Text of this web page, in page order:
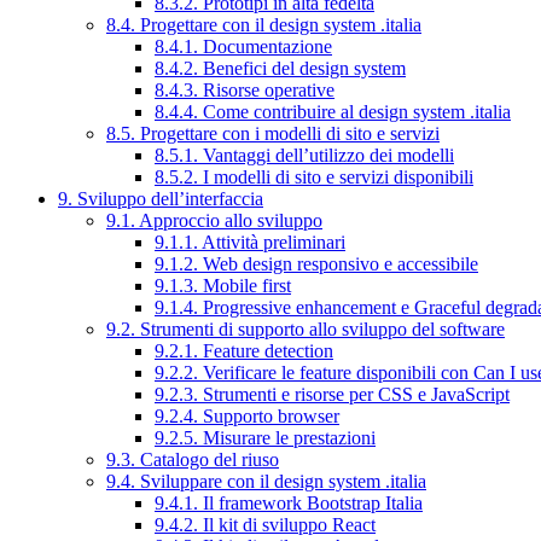
8.4. Progettare con il design system .italia
8.4.1. Documentazione
8.4.2. Benefici del design system
8.4.3. Risorse operative
8.4.4. Come contribuire al design system .italia
8.5. Progettare con i modelli di sito e servizi
8.5.1. Vantaggi dell’utilizzo dei modelli
8.5.2. I modelli di sito e servizi disponibili
9. Sviluppo dell’interfaccia
9.1. Approccio allo sviluppo
9.1.1. Attività preliminari
9.1.2. Web design responsivo e accessibile
9.1.3. Mobile first
9.1.4. Progressive enhancement e Graceful
9.2. Strumenti di supporto allo sviluppo del software
9.2.1. Feature detection
9.2.2. Verificare le feature disponibili con Can I
9.2.3. Strumenti e risorse per CSS e JavaScript
9.2.4. Supporto browser
9.2.5. Misurare le prestazioni
9.3. Catalogo del riuso
9.4. Sviluppare con il design system .italia
9.4.1. Il framework Bootstrap Italia
9.4.2. Il kit di sviluppo React